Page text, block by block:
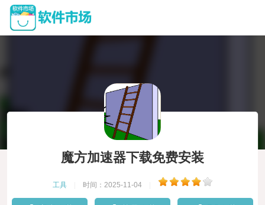
魔方加速器下载免费安装
工具 时间：2025-11-04